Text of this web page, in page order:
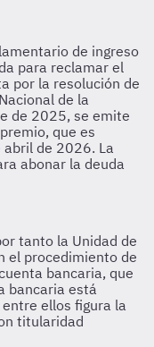
de ingreso
para reclamar el
por la resolución de
de la
de 2025, se emite
que es
de 2026. La
abonar la deuda
tanto la Unidad de
el procedimiento de
bancaria, que
bancaria está
ellos figura la
titularidad